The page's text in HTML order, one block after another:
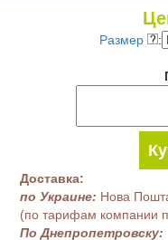
Размер :
Доставка:
по Украине: Нова
(по тарифам компании
По Днепропетровску: